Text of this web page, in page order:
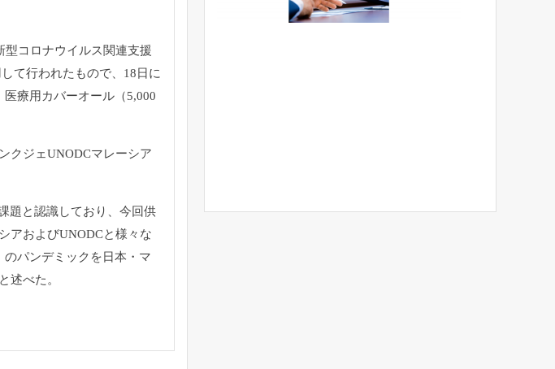
型コロナウイルス関連支援
て行われたもので、18日に
医療用 カバーオール（5,000
クジェUNODCマレーシア
題と認識しており、 今回供
アおよびUNODCと様々な
のパンデミックを日本・ マ
述べた。